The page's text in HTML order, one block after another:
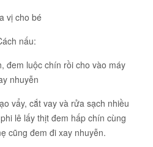
vị cho bé
nấu:
đem luộc chín rồi cho vào máy
nhuyễn
vẩy, cắt vay và rửa sạch nhiều
lê lấy thịt đem hấp chín cùng
cũng đem đi xay nhuyễn.